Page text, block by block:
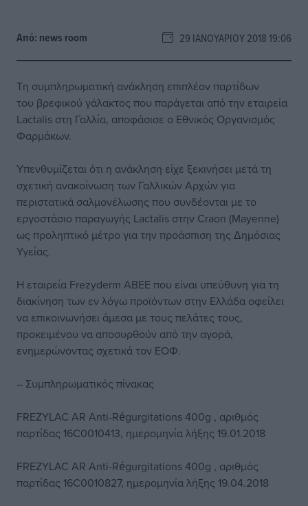
Από: news room 29 ΙΑΝΟΥΑΡΊΟΥ 2018 19:06
Τη συμπληρωματική ανάκληση επιπλέον παρτίδων
του βρεφικού γάλακτος που παράγεται από την εταιρεία
Lactalis στη Γαλλία, αποφάσισε ο Εθνικός Οργανισμός
Φαρμάκων.
Υπενθυμίζεται ότι η ανάκληση είχε ξεκινήσει μετά τη
σχετική ανακοίνωση των Γαλλικών Αρχών για
περιστατικά σαλμονέλωσης που συνδέονται με το
εργοστάσιο παραγωγής Lactalis στην Craon (Mayenne)
ως προληπτικό μέτρο για την προάσπιση της Δημόσιας
Υγείας.
Η εταιρεία Frezyderm ABEE που είναι υπεύθυνη για τη
διακίνηση των εν λόγω προϊόντων στην Ελλάδα οφείλει
να επικοινωνήσει άμεσα με τους πελάτες τους,
προκειμένου να αποσυρθούν από την αγορά,
ενημερώνοντας σχετικά τον ΕΟΦ.
– Συμπληρωματικός πίνακας
FREZYLAC AR Anti-Régurgitations 400g , αριθμός
παρτίδας 16C0010413, ημερομηνία λήξης 19.01.2018
FREZYLAC AR Anti-Régurgitations 400g , αριθμός
παρτίδας 16C0010827, ημερομηνία λήξης 19.04.2018